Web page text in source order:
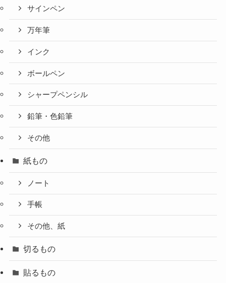
サインペン
万年筆
インク
ボールペン
シャープペンシル
鉛筆・色鉛筆
その他
紙もの
ノート
手帳
その他、紙
切るもの
貼るもの